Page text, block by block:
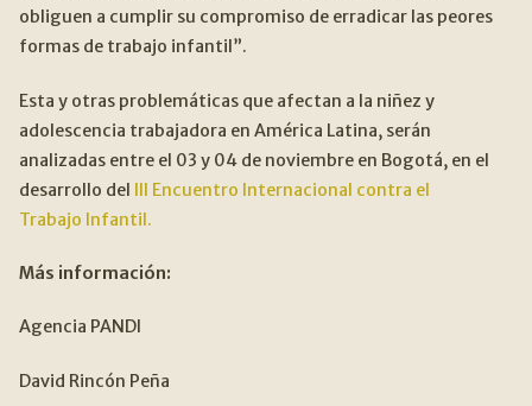
obliguen a cumplir su compromiso de erradicar las peores
formas de trabajo infantil”.
Esta y otras problemáticas que afectan a la niñez y
adolescencia trabajadora en América Latina, serán
analizadas entre el 03 y 04 de noviembre en Bogotá, en el
desarrollo del III Encuentro Internacional contra el
Trabajo Infantil.
Más información:
Agencia PANDI
David Rincón Peña